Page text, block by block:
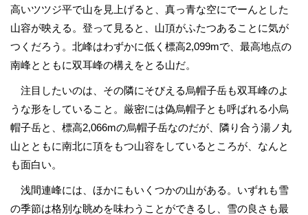
高いツツジ平で山を見上げると、真っ青な空にでーんとした
山容が映える。登って見ると、山頂がふたつあることに気が
つくだろう。北峰はわずかに低く標高2,099mで、最高地点の
南峰とともに双耳峰の構えをとる山だ。
注目したいのは、その隣にそびえる烏帽子岳も双耳峰のよ
うな形をしていること。厳密には偽烏帽子とも呼ばれる小烏
帽子岳と、標高2,066mの烏帽子岳なのだが、隣り合う湯ノ丸
山とともに南北に頂をもつ山容をしているところが、なんと
も面白い。
浅間連峰には、ほかにもいくつかの山がある。いずれも雪
の季節は格別な眺めを味わうことができるし、雪の良さも最